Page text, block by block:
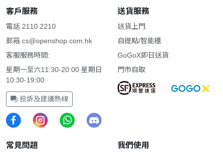
客戶服務
電話 2110 2210
郵箱 cs@openshop.com.hk
客服服務時間:
星期一至六11:30-20:00 星期日
10:30-19:00
投訴及建議熱線
送貨服務
送貨上門
自提點/智能櫃
GoGoX即日送貨
門市自取
常見問題 我們使用